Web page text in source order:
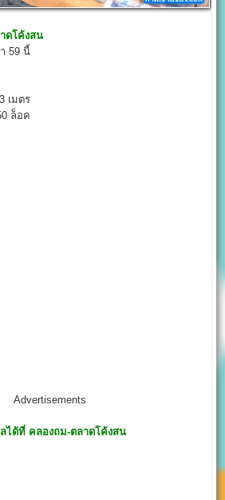
ดโค้งสน
59 นี้
เมตร
ล็อค
Advertisements
ได้ที่ คลองถม-ตลาดโค้งสน